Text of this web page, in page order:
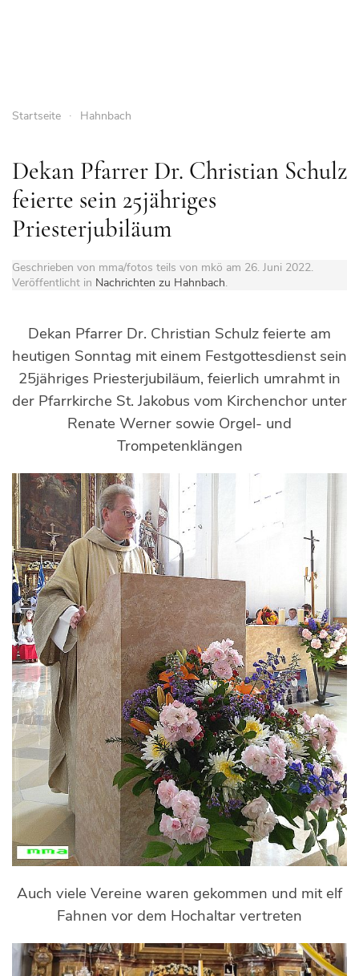
Startseite Hahnbach
Dekan Pfarrer Dr. Christian Schulz
feierte sein 25jähriges
Priesterjubiläum
Geschrieben von mma/fotos teils von mkö am 26. Juni 2022.
Veröffentlicht in Nachrichten zu Hahnbach.
Dekan Pfarrer Dr. Christian Schulz feierte am
heutigen Sonntag mit einem Festgottesdienst sein
25jähriges Priesterjubiläum, feierlich umrahmt in
der Pfarrkirche St. Jakobus vom Kirchenchor unter
Renate Werner sowie Orgel- und
Trompetenklängen
Auch viele Vereine waren gekommen und mit elf
Fahnen vor dem Hochaltar vertreten